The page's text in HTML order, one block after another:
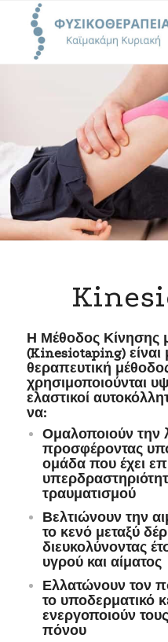
Η Μέθοδος Κίνησης
(Kinesiotaping)
θεραπευτική
χρησιμοποιούνται
ελαστικοί
να:
Ομαλοποιούν την
προσφέροντας
ομάδα που έχει
τραυματισμού
Βελτιώνουν την
το κενό μεταξύ
διευκολύνοντας
υγρού και αίματος
Ελλατώνουν τον
το υποδερματικό
ενεργοποιούν
πόνου